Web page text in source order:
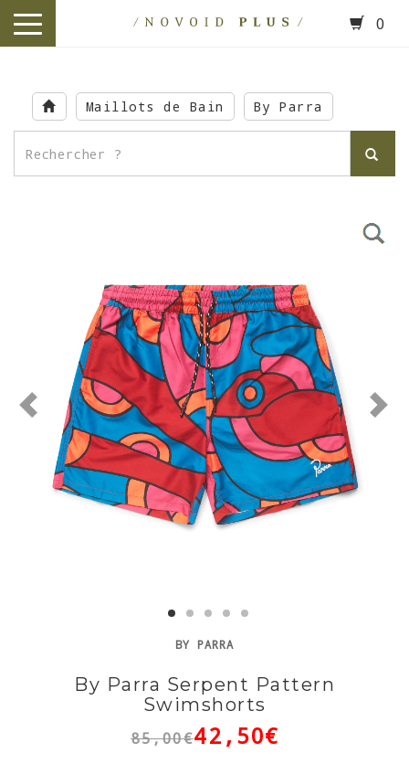
main
content
toggle
0
Maillots de Bain By Parra
BY PARRA
By Parra Serpent Pattern
Swimshorts
85,00€42,50€